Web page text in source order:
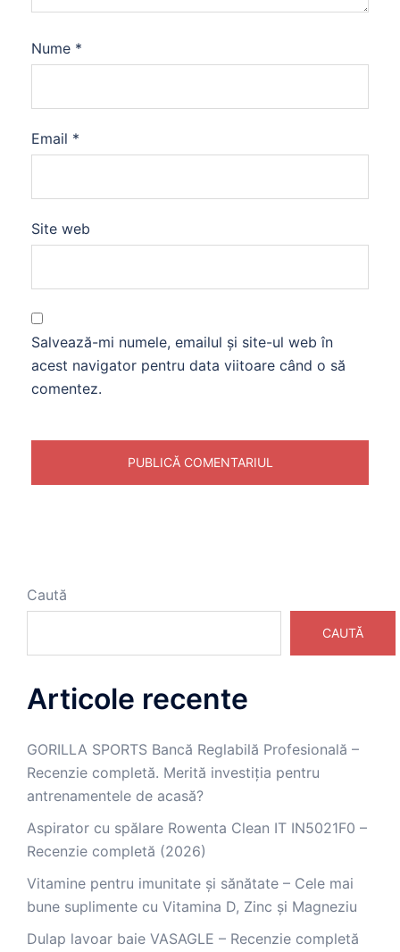
Nume *
Email *
Site web
Salvează-mi numele, emailul și site-ul web în
acest navigator pentru data viitoare când o să
comentez.
Caută
CAUTĂ
Articole recente
GORILLA SPORTS Bancă Reglabilă Profesională –
Recenzie completă. Merită investiția pentru
antrenamentele de acasă?
Aspirator cu spălare Rowenta Clean IT IN5021F0 –
Recenzie completă (2026)
Vitamine pentru imunitate și sănătate – Cele mai
bune suplimente cu Vitamina D, Zinc și Magneziu
Dulap lavoar baie VASAGLE – Recenzie completă